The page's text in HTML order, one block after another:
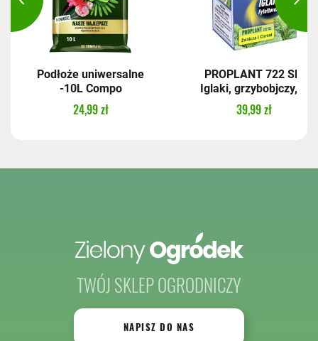
Podłoże uniwersalne
-10L Compo
24,99 zł
PROPLANT 722 SL,
Iglaki, grzybobjczy,...
39,99 zł
TWÓJ SKLEP OGRODNICZY
NAPISZ DO NAS